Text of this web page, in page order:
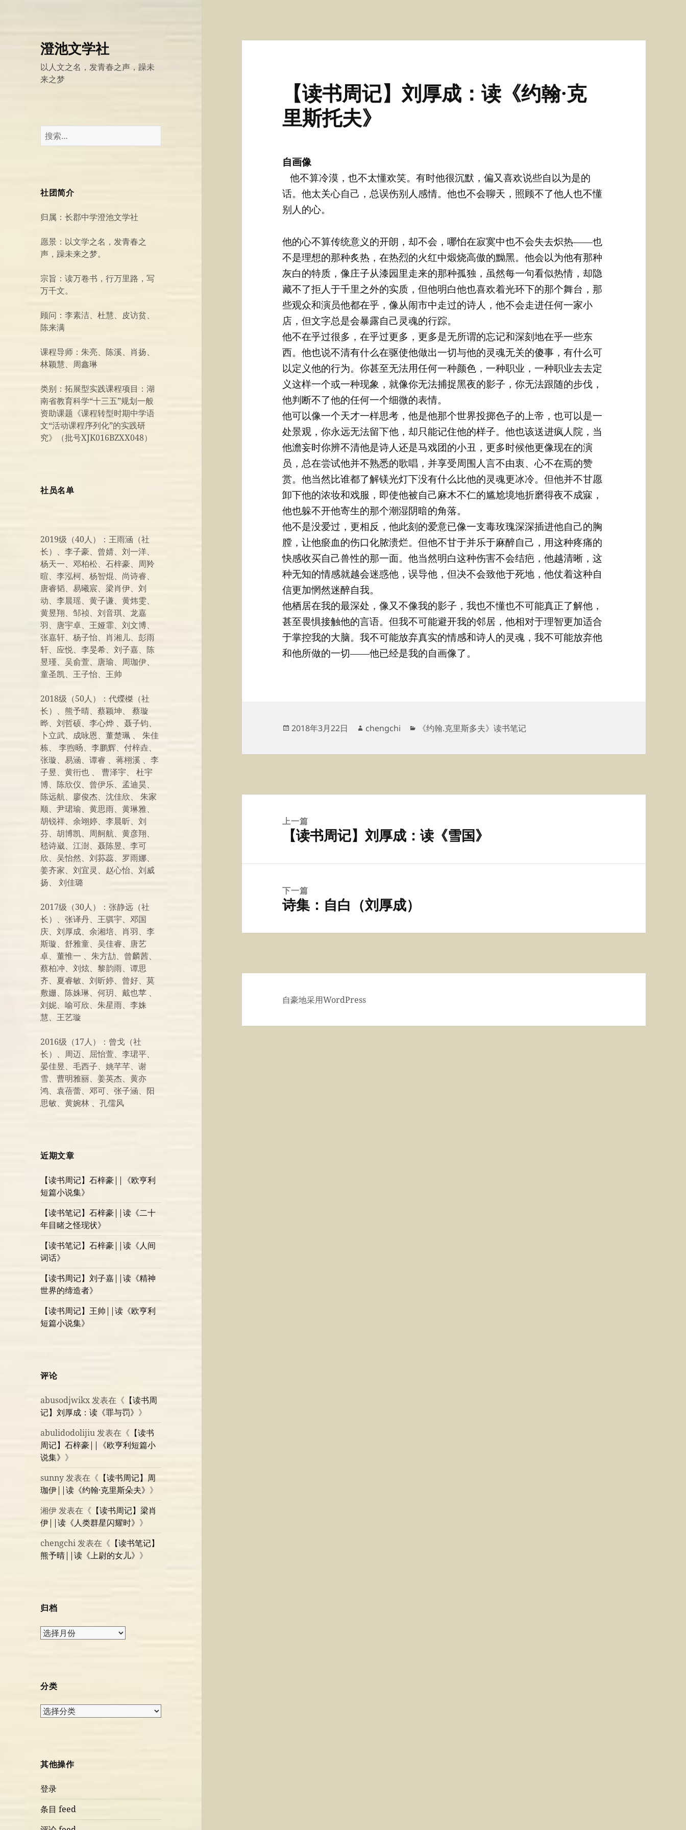
澄池文学社
以人文之名，发青春之声，躁未
来之梦
搜
索：
社团简介
归属：长郡中学澄池文学社
愿景：以文学之名，发青春之
声，躁未来之梦。
宗旨：读万卷书，行万里路，写
万千文。
顾问：李素洁、杜慧、皮访贫、
陈来满
课程导师：朱亮、陈溪、肖扬、
林颖慧、周鑫琳
类别：拓展型实践课程项目：湖
南省教育科学“十三五”规划一般
资助课题《课程转型时期中学语
文“活动课程序列化”的实践研
究》（批号XJK016BZXX048）
社员名单
2019级（40人）：王雨涵（社
长）、李子豪、曾婧、刘一洋、
杨天一、邓柏松、石梓豪、周羚
暄、李泓柯、杨智焜、尚诗睿、
唐睿韬、易曦宸、梁肖伊、刘
动、李晨瑶、黄子谦、黄炜雯、
黄昱翔、邹祯、刘音琪、龙嘉
羽、唐宇卓、王娅霏、刘文博、
张嘉轩、杨子怡、肖湘儿、彭雨
轩、应悦、李旻希、刘子嘉、陈
昱瑾、吴俞萱、唐瑜、周珈伊、
童圣凯、王子怡、王帅
2018级（50人）：代爃榤（社
长）、熊予晴、蔡颖坤、 蔡璇
晔、刘哲硕、李心烨 、聂子钧、
卜立武、成咏恩、董楚珮 、 朱佳
栋、 李煦旸、李鹏辉、付梓垚、
张璇、易涵、谭睿 、蒋栩溪 、李
子昱、黄衎也 、 曹泽宇、 杜宇
博、陈欣仪、曾伊乐、孟迪昊、
陈远航、廖俊杰、沈佳欣、 朱家
顺、尹珺瑜、黄思雨、黄琳雅、
胡锐祥、余翊婷、李晨昕、刘
芬、胡博凯、周舸航、黄彦翔、
嵇诗崴、江澍、聂陈昱、李可
欣、吴怡然、刘荪蕊、罗雨娜、
姜齐家、刘宜灵、赵心怡、刘威
扬、 刘佳璐
2017级（30人）：张静远（社
长）、张译丹、王骐宇、邓国
庆、刘厚成、余湘培、肖羽、李
斯璇、舒雅童、吴佳睿、唐艺
卓、董惟一 、朱方劼、曾麟茜、
蔡柏冲、刘炫、黎韵雨、谭思
齐、夏睿敏、刘昕婷、曾好、莫
敷姗、陈姝琳、何玥、戴也苹 、
刘妮、喻可欣、朱星雨、李姝
慧、王艺璇
2016级（17人）：曾戈（社
长）、周迈、屈怡萱、李珺平、
晏佳昱、毛西子、姚芊芊、谢
雪、曹明雅丽、姜英杰、黄亦
鸿、袁蓓蕾、邓可、张子涵、阳
思敏、黄婉林 、孔儒风
近期文章
【读书周记】石梓豪||《欧亨利
短篇小说集》
【读书笔记】石梓豪||读《二十
年目睹之怪现状》
【读书笔记】石梓豪||读《人间
词话》
【读书周记】刘子嘉||读《精神
世界的缔造者》
【读书周记】王帅||读《欧亨利
短篇小说集》
评论
abusodjwikx发表在《 【读书周
记】刘厚成：读《罪与罚》 》
abulidodolijiu发表在《 【读书
周记】石梓豪||《欧亨利短篇小
说集》 》
sunny发表在《 【读书周记】周
珈伊||读《约翰·克里斯朵夫》 》
湘伊发表在《 【读书周记】梁肖
伊||读《人类群星闪耀时》 》
chengchi发表在《 【读书笔记】
熊予晴||读《上尉的女儿》 》
归档
归
分类
分
其他操作
登录
条目 feed
【读书周记】刘厚成：读《约翰·克
里斯托夫》
自画像
他不算冷漠，也不太懂欢笑。有时他很沉默，偏又喜欢说些自以为是的
话。他太关心自己，总误伤别人感情。他也不会聊天，照顾不了他人也不懂
别人的心。
他的心不算传统意义的开朗，却不会，哪怕在寂寞中也不会失去炽热――也
不是理想的那种炙热，在热烈的火红中煅烧高傲的黝黑。他会以为他有那种
灰白的特质，像庄子从漆园里走来的那种孤独，虽然每一句看似热情，却隐
藏不了拒人于千里之外的实质，但他明白他也喜欢着光环下的那个舞台，那
些观众和演员他都在乎，像从闹市中走过的诗人，他不会走进任何一家小
店，但文字总是会暴露自己灵魂的行踪。
他不在乎过很多，在乎过更多，更多是无所谓的忘记和深刻地在乎一些东
西。他也说不清有什么在驱使他做出一切与他的灵魂无关的傻事，有什么可
以定义他的行为。你甚至无法用任何一种颜色，一种职业，一种职业去去定
义这样一个或一种现象，就像你无法捕捉黑夜的影子，你无法跟随的步伐，
他判断不了他的任何一个细微的表情。
他可以像一个天才一样思考，他是他那个世界投掷色子的上帝，也可以是一
处景观，你永远无法留下他，却只能记住他的样子。他也该送进疯人院，当
他澹妄时你辨不清他是诗人还是马戏团的小丑，更多时候他更像现在的演
员，总在尝试他并不熟悉的歌唱，并享受周围人言不由衷、心不在焉的赞
赏。他当然比谁都了解镁光灯下没有什么比他的灵魂更冰冷。但他并不甘愿
卸下他的浓妆和戏服，即使他被自己麻木不仁的尴尬境地折磨得夜不成寐，
他也躲不开他寄生的那个潮湿阴暗的角落。
他不是没爱过，更相反，他此刻的爱意已像一支毒玫瑰深深插进他自己的胸
膛，让他瘀血的伤口化脓溃烂。但他不甘于并乐于麻醉自己，用这种疼痛的
快感收买自己兽性的那一面。他当然明白这种伤害不会结疤，他越清晰，这
种无知的情感就越会迷惑他，误导他，但决不会致他于死地，他仗着这种自
信更加惘然迷醉自我。
他栖居在我的最深处，像又不像我的影子，我也不懂也不可能真正了解他，
甚至畏惧接触他的言语。但我不可能避开我的邻居，他相对于理智更加适合
于掌控我的大脑。我不可能放弃真实的情感和诗人的灵魂，我不可能放弃他
和他所做的一切――他已经是我的自画像了。
发
于
2018年3月22日
作
chengchi
分
《约翰.克里斯多夫》读书笔记
上一篇
文
【读书周记】刘厚成：读《雪国》
下一篇
下
文
诗集：自白（刘厚成）
自豪地采用WordPress